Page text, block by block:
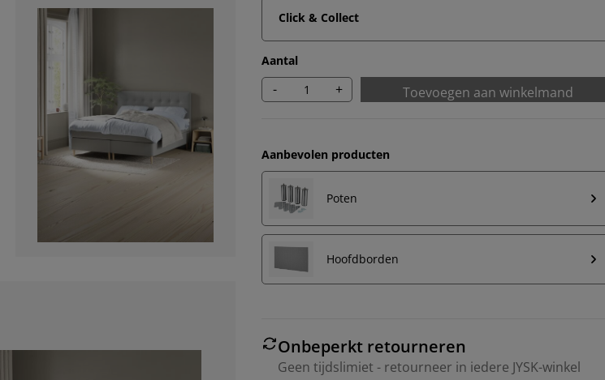
Click & Collect
Aantal
- + Toevoegen aan winkelmand
Aanbevolen producten
Poten
Hoofdborden
Onbeperkt retourneren
Geen tijdslimiet - retourneer in iedere JYSK-winkel